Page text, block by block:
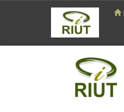
navigation